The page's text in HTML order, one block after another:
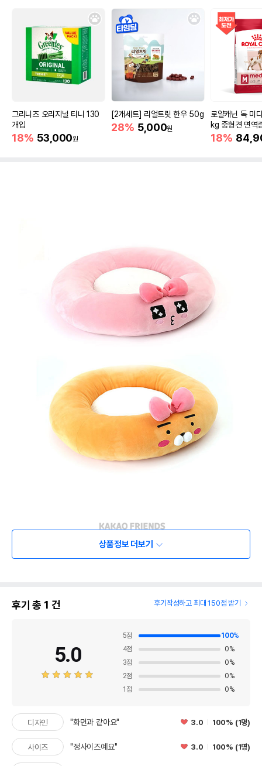
그리니즈 오리지널 티니 130
개입
18% 53,000원
[2개세트] 리얼트릿 한우 50g
28% 5,000원
로얄캐닌 독 미
kg 중형견 면역
18%
상품정보 더보기
후기 총 1 건 후기작성하고 최대 150점 받기
5.0
5점 100%
4점 0%
3점 0%
2점 0%
1 점 0%
디자인 "화면과 같아요" 3.0 100% (1명)
사이즈 "정사이즈예요" 3.0 100% (1명)